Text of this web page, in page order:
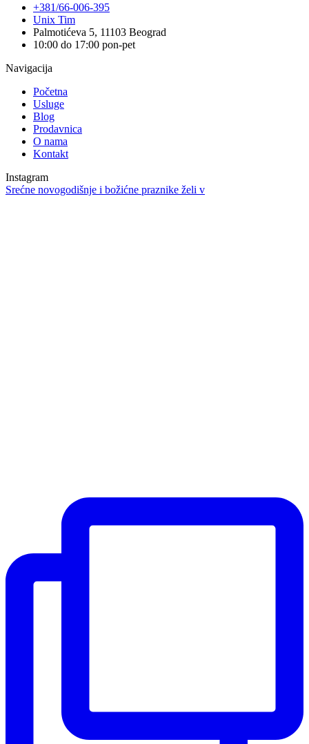
+381/66-006-395
Unix Tim
Palmotićeva 5, 11103 Beograd
10:00 do 17:00 pon-pet
Navigacija
Početna
Usluge
Blog
Prodavnica
O nama
Kontakt
Instagram
Srećne novogodišnje i božićne praznike želi v